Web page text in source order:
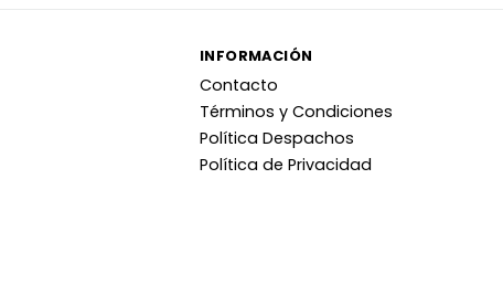
INFORMACIÓN
Contacto
Términos y Condiciones
Política Despachos
Política de Privacidad